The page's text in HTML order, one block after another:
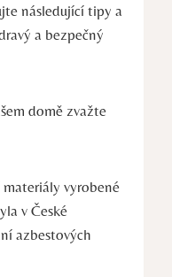
následující tipy a
a bezpečný
domě zvažte
materiály ​vyrobené
v České
azbestových